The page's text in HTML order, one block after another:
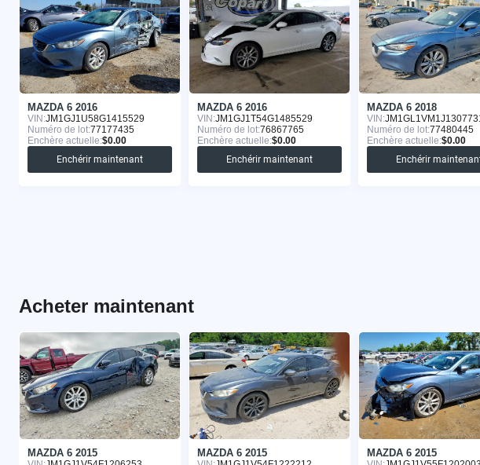
MAZDA 6 2016
VIN:JM1GJ1U58G1415529
Numéro de lot:77177435
Enchère actuelle:$0.00
Enchérir maintenant
MAZDA 6 2016
VIN:JM1GJ1T54G1485529
Numéro de lot:76867765
Enchère actuelle:$0.00
Enchérir maintenant
MAZDA 6 2018
VIN:
Numéro de lot:77480445
Enchère actuelle:$0.00
Enchérir
Acheter maintenant
MAZDA 6 2015 MAZDA 6 2015 MAZDA 6 2015